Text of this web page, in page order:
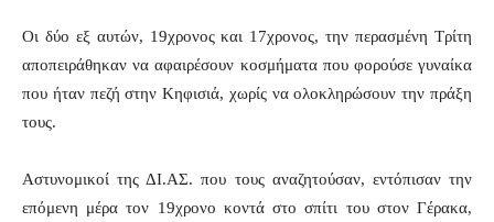
Οι δύο εξ αυτών, 19χρονος και 17χρονος, την περασμένη Τρίτη
αποπειράθηκαν να αφαιρέσουν κοσμήματα που φορούσε γυναίκα
που ήταν πεζή στην Κηφισιά, χωρίς να ολοκληρώσουν την πράξη
τους.
Αστυνομικοί της ΔΙ.ΑΣ. που τους αναζητούσαν, εντόπισαν την
επόμενη μέρα τον 19χρονο κοντά στο σπίτι του στον Γέρακα,